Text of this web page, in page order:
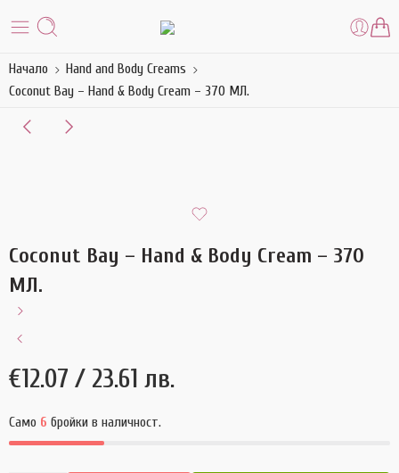
Начало
Hand and Body Creams
Coconut Bay – Hand & Body Cream – 370 МЛ.
Coconut Bay – Hand & Body Cream – 370
МЛ.
€12.07 / 23.61 лв.
Само 6 бройки в наличност.